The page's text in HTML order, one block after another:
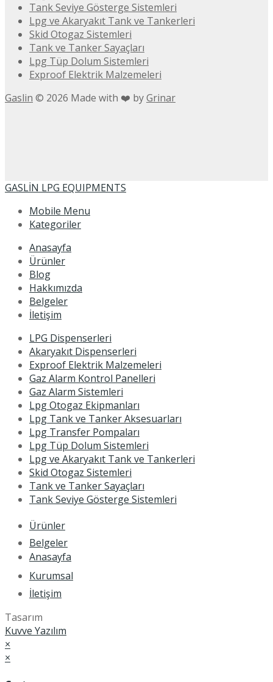
Tank Seviye Gösterge Sistemleri
Lpg ve Akaryakıt Tank ve Tankerleri
Skid Otogaz Sistemleri
Tank ve Tanker Sayaçları
Lpg Tüp Dolum Sistemleri
Exproof Elektrik Malzemeleri
Gaslin © 2026 Made with ❤️ byGrinar
GASLİN LPG EQUIPMENTS
Mobile Menu
Kategoriler
Anasayfa
Ürünler
Blog
Hakkımızda
Belgeler
İletişim
LPG Dispenserleri
Akaryakıt Dispenserleri
Exproof Elektrik Malzemeleri
Gaz Alarm Kontrol Panelleri
Gaz Alarm Sistemleri
Lpg Otogaz Ekipmanları
Lpg Tank ve Tanker Aksesuarları
Lpg Transfer Pompaları
Lpg Tüp Dolum Sistemleri
Lpg ve Akaryakıt Tank ve Tankerleri
Skid Otogaz Sistemleri
Tank ve Tanker Sayaçları
Tank Seviye Gösterge Sistemleri
Ürünler
Belgeler
Anasayfa
Kurumsal
İletişim
Tasarım
Kuvve Yazılım
×
×